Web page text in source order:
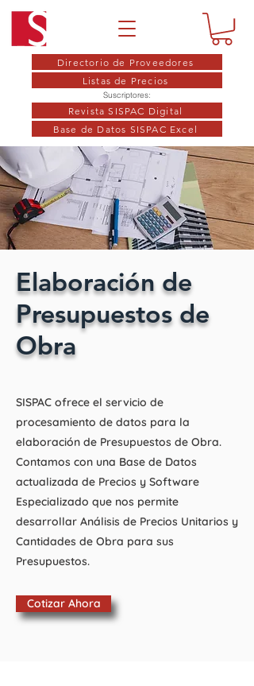
Suscriptores:
Revista SISPAC Digital
Base de Datos SISPAC Excel
Directorio de Proveedores
Listas de Precios
Elaboración de
Presupuestos de
Obra
SISPAC ofrece el servicio de
procesamiento de datos para la
elaboración de Presupuestos de Obra.
Contamos con una Base de Datos
actualizada de Precios y Software
Especializado que nos permite
desarrollar Análisis de Precios Unitarios y
Cantidades de Obra para sus
Presupuestos.
Cotizar Ahora